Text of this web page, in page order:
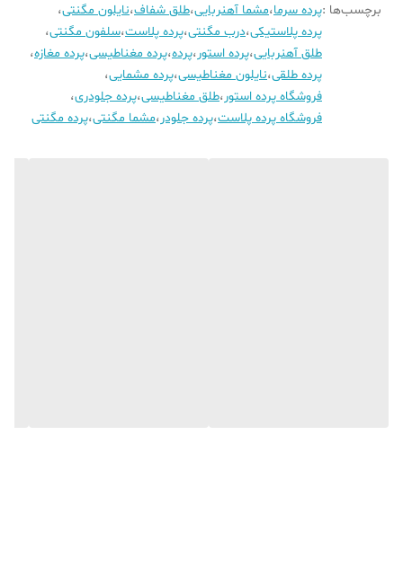
برچسب‌ها :پرده سرما،مشما آهنربایی،طلق شفاف،نایلون مگنتی،
پرده پلاستیکی،درب مگنتی،پرده پلاست،سلفون مگنتی،
طلق آهنربایی،پرده استور،پرده،پرده مغناطیسی،پرده مغازه،
پرده طلقی،نایلون مغناطیسی،پرده مشمایی،
فروشگاه پرده استور،طلق مغناطیسی،پرده جلودری،
فروشگاه پرده پلاست،پرده جلودر،مشما مگنتی،پرده مگنتی